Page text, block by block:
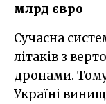
млрд євро
Сучасна система ППО має захищати як від
літаків з
дронами.
Україні